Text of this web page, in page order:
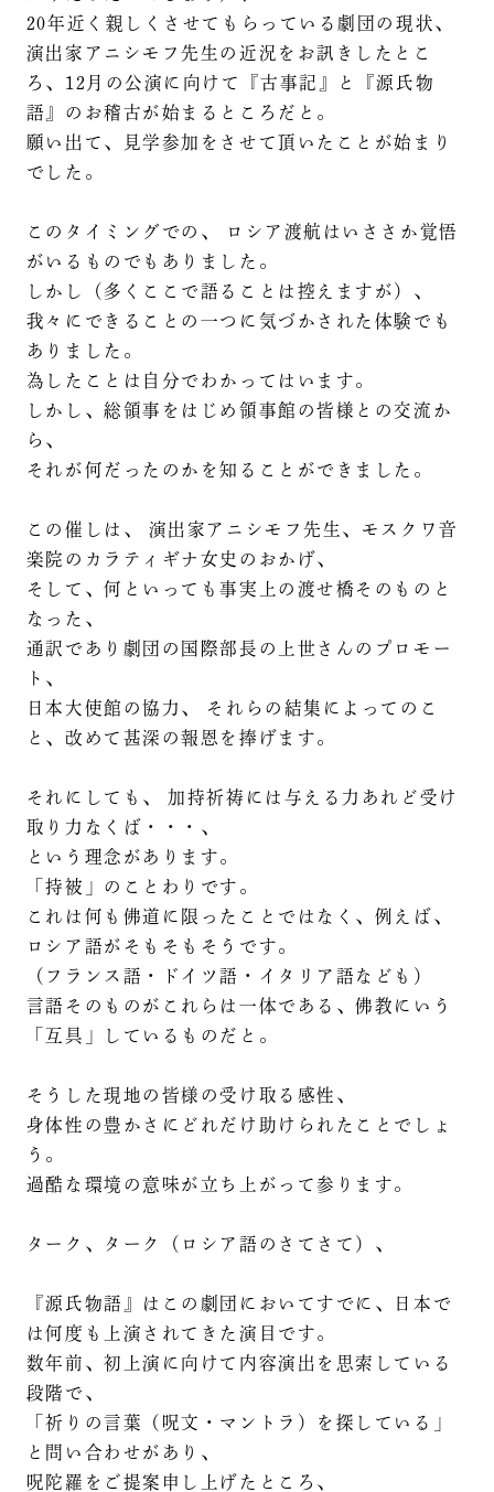
20年近く親しくさせてもらっている劇団の現状、
演出家アニシモフ先生の近況をお訊きしたとこ
ろ、12月の公演に向けて『古事記』と『源氏物
語』のお稽古が始まるところだと。
願い出て、見学参加をさせて頂いたことが始まり
でした。
このタイミングでの、 ロシア渡航はいささか覚悟
がいるものでもありました。
しかし（多くここで語ることは控えますが）、
我々にできることの一つに気づかされた体験でも
ありました。
為したことは自分でわかってはいます。
しかし、総領事をはじめ領事館の皆様との交流か
ら、
それが何だったのかを知ることができました。
この催しは、 演出家アニシモフ先生、モスクワ音
楽院のカラティギナ女史のおかげ、
そして、何といっても事実上の渡せ橋そのものと
なった、
通訳であり劇団の国際部長の上世さんのプロモー
ト、
日本大使館の協力、 それらの結集によってのこ
と、改めて甚深の報恩を捧げます。
それにしても、 加持祈祷には与える力あれど受け
取り力なくば・・・、
という理念があります。
「持被」のことわりです。
これは何も佛道に限ったことではなく、例えば、
ロシア語がそもそもそうです。
（フランス語・ドイツ語・イタリア語なども）
言語そのものがこれらは一体である、佛教にいう
「互具」しているものだと。
そうした現地の皆様の受け取る感性、
身体性の豊かさにどれだけ助けられたことでしょ
う。
過酷な環境の意味が立ち上がって参ります。
ターク、ターク（ロシア語のさてさて）、
『源氏物語』はこの劇団においてすでに、日本で
は何度も上演されてきた演目です。
数年前、初上演に向けて内容演出を思索している
段階で、
「祈りの言葉（呪文・マントラ）を探している」
と問い合わせがあり、
呪陀羅をご提案申し上げたところ、